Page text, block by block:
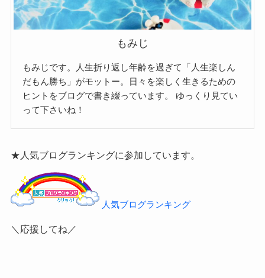
もみじ
もみじです。人生折り返し年齢を過ぎて「人生楽しん
だもん勝ち」がモットー。日々を楽しく生きるための
ヒントをブログで書き綴っています。
ゆっくり見てい
って下さいね！
★人気ブログランキングに参加しています。
人気ブログランキング
＼応援してね／